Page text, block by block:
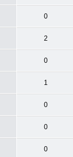
0
2
0
1
0
0
0